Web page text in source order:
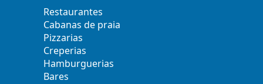
Restaurantes
Cabanas de praia
Pizzarias
Creperias
Hamburguerias
Bares